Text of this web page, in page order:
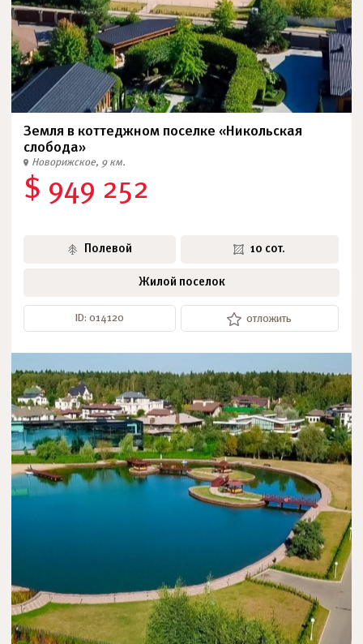
Земля в коттеджном поселке «Никольская
слобода»
Новорижское, 9 км.
$ 949 252
Полевой 10 сот.
Жилой поселок
ID: 014120 отложить